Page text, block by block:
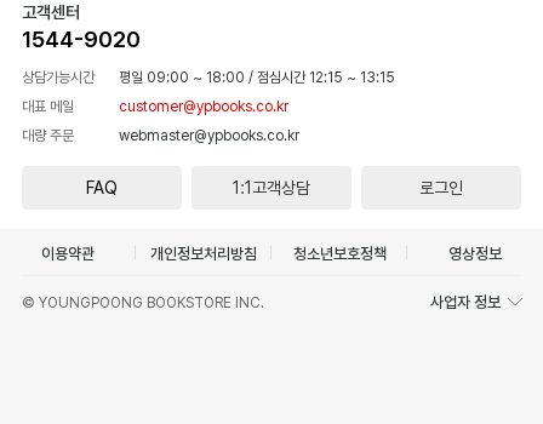
고객센터
1544-9020
상담가능시간 평일 09:00 ~ 18:00 / 점심시간 12:15 ~ 13:15
대표 메일
customer@ypbooks.co.kr
대량 주문
webmaster@ypbooks.co.kr
FAQ 1:1고객상담 로그인
이용약관 개인정보처리방침 청소년보호정책 영상정보
© YOUNGPOONG BOOKSTORE INC. 사업자 정보